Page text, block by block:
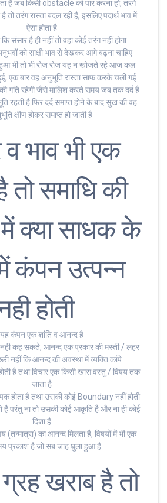
है जब किसी obstacle को पार करना हो, तरंगे
है तो तरंग रास्ता बदल रही है, इसलिए पदार्थ भाव में
ऐसा होता है
संसार है ही नहीं तो वहा कोई तरंग नहीं होगा
को साक्षी भाव से देखकर आगे बढ़ना चाहिए
भी तो भी रोज रोज यह न खोजते रहे आज कल
एक बार वह अनुभूति रास्ता साफ करके चली गई
गति रहेगी जैसे मालिश करते समय जब तक दर्द है
है फिर दर्द समाप्त होने के बाद सुख की वह
क्षीण होकर समाप्त हो जाती है
व भाव भी एक
समाधि की
क्या साधक के
कंपन उत्पन्न
होती
यह कंपन एक शांति व आनन्द है
कह सकते, आनन्द एक प्रकार की मस्ती / लहर
नहीं कि आनन्द की अवस्था में व्यक्ति कांपे
होती है तथा विचार एक किसी खास वस्तु / विषय तक
जाता है
होता है तथा उसकी कोई Boundary नहीं होती
परंतु ना तो उसकी कोई आकृति है और ना ही कोई
दिशा है
(तन्मात्रा) का आनन्द मिलता है, विषयों में भी एक
प्रकाश है जो सब जाह घुला हुआ है
ग्रह खराब है तो